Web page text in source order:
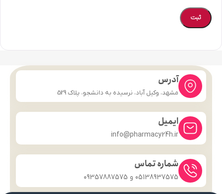
آدرس
مشهد، وکیل آباد، نرسیده به دانشجو، پلاک 529
ایمیل
info@pharmacy24h.ir
شماره تماس
05138937575 و 09357887575